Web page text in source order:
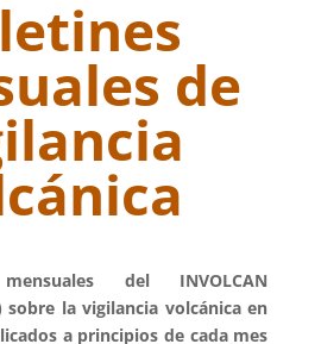
de
del INVOLCAN
sobre la vigilancia volcánica en
a principios de cada mes